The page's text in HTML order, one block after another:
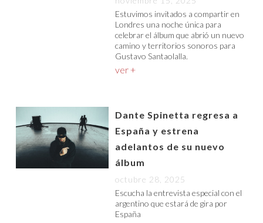
Estuvimos invitados a compartir en
Londres una noche única para
celebrar el álbum que abrió un nuevo
camino y territorios sonoros para
Gustavo Santaolalla.
ver +
Dante Spinetta regresa a
España y estrena
adelantos de su nuevo
álbum
octubre 28, 2025
Escucha la entrevista especial con el
argentino que estará de gira por
España